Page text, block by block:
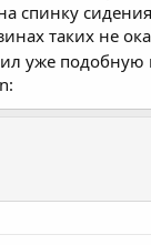
спинку
таких не
уже подобную